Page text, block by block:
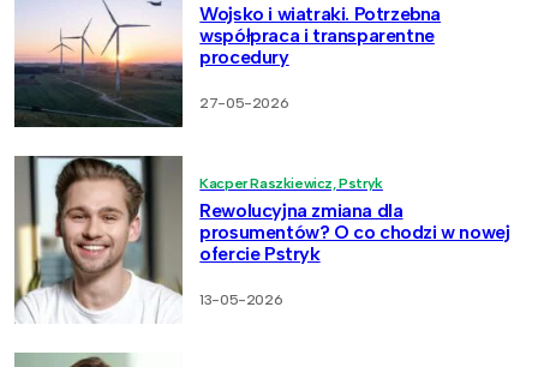
Wojsko i wiatraki. Potrzebna
współpraca i transparentne
procedury
27-05-2026
Kacper Raszkiewicz, Pstryk
Rewolucyjna zmiana dla
prosumentów? O co chodzi w nowej
ofercie Pstryk
13-05-2026